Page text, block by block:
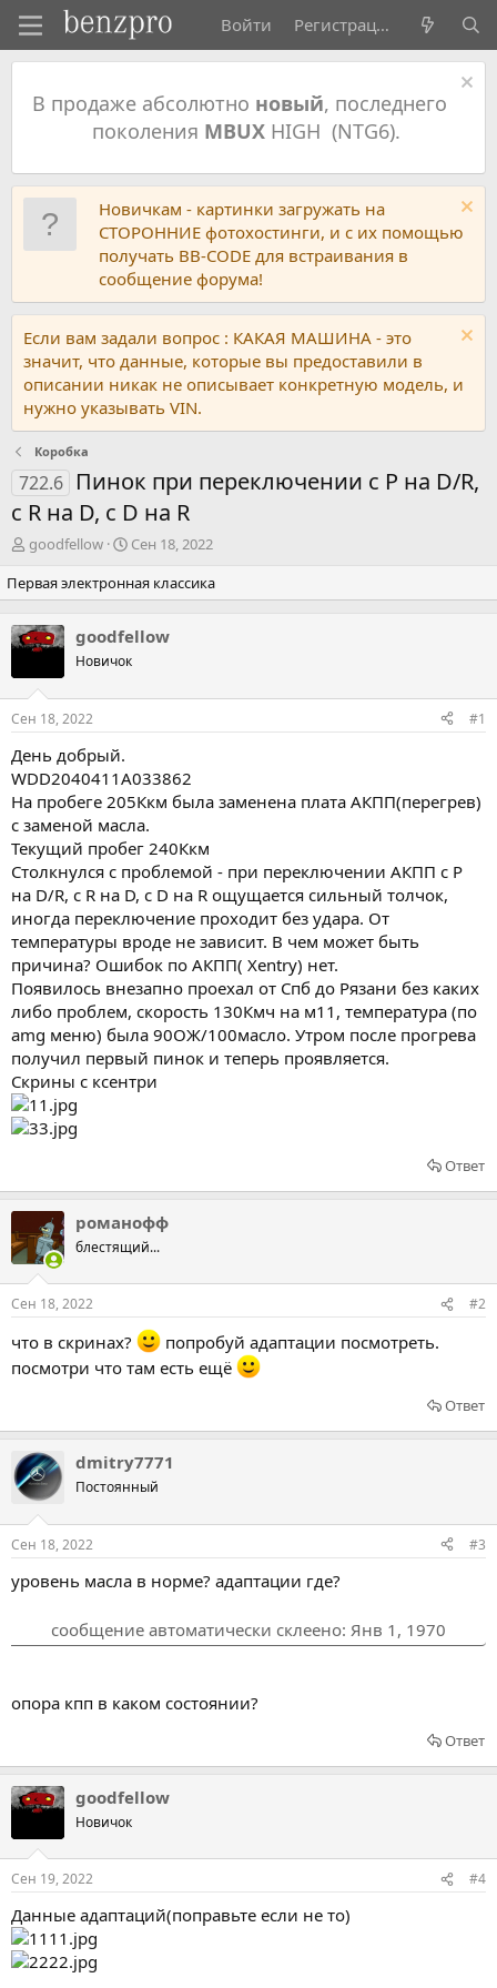
Войти Регистрация
В продаже абсолютно новый, последнего
поколения MBUXHIGH (NTG6).
Новичкам - картинки загружать на
СТОРОННИЕ фотохостинги, и с их помощью
получать BB-CODE для встраивания в
сообщение форума!
Если вам задали вопрос : КАКАЯ МАШИНА - это
значит, что данные, которые вы предоставили в
описании никак не описывает конкретную модель, и
нужно указывать VIN.
Коробка
722.6
Пинок при переключении с P на D/R,
c R на D, с D на R
А
т
о
р
т
м
ы
goodfellow
Д
т
а
а
ч
л
Сен 18, 2022
Первая электронная классика
goodfellow
Новичок
Сен 18, 2022 #1
День добрый.
WDD2040411A033862
На пробеге 205Ккм была заменена плата АКПП(перегрев)
с заменой масла.
Текущий пробег 240Ккм
Столкнулся с проблемой - при переключении АКПП с P
на D/R, c R на D, с D на R ощущается сильный толчок,
иногда переключение проходит без удара. От
температуры вроде не зависит. В чем может быть
причина? Ошибок по АКПП( Xentry) нет.
Появилось внезапно проехал от Спб до Рязани без каких
либо проблем, скорость 130Кмч на м11, температура (по
amg меню) была 90ОЖ/100масло. Утром после прогрева
получил первый пинок и теперь проявляется.
Скрины с ксентри
Ответ
романофф
блестящий...
Сен 18, 2022 #2
что в скринах?
попробуй адаптации посмотреть.
посмотри что там есть ещё
Ответ
dmitry7771
Постоянный
Сен 18, 2022 #3
уровень масла в норме? адаптации где?
сообщение автоматически склеено: Янв 1, 1970
опора кпп в каком состоянии?
Ответ
goodfellow
Новичок
Сен 19, 2022 #4
Данные адаптаций(поправьте если не то)